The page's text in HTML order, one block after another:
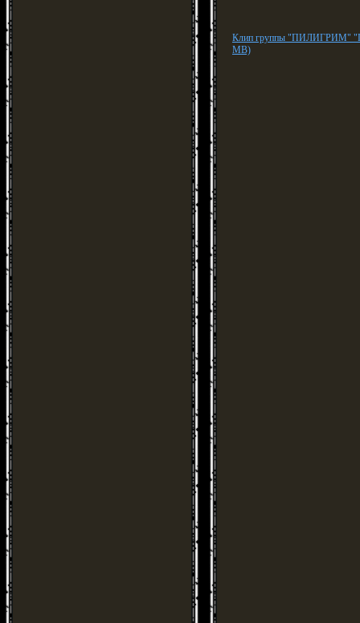
Клип группы "ПИЛИГРИМ"
MB)